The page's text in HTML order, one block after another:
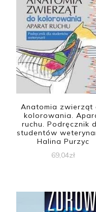
Anatomia zwierząt
kolorowania.
ruchu. Podręcznik
studentów
Halina Purzyc
69,04zł